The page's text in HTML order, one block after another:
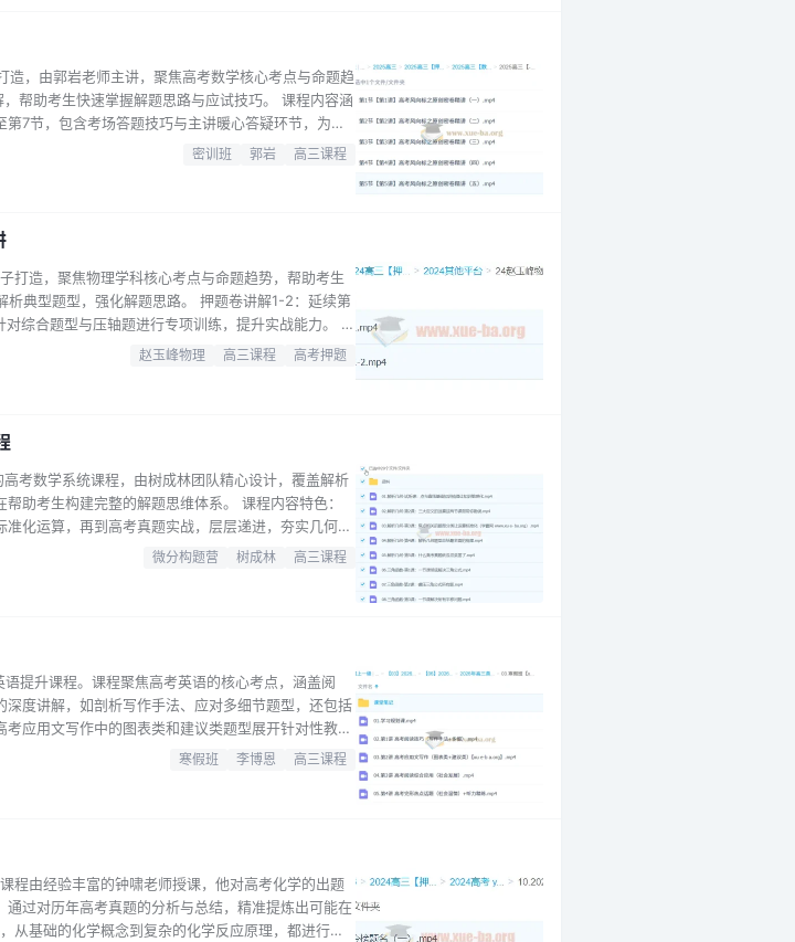
，由郭岩老师主讲，聚焦高考数学核心考点与命题趋
帮助考生快速掌握解题思路与应试技巧。 课程内容涵
7节，包含考场答题技巧与主讲暖心答疑环节，为考
创密卷精讲（一） 第2节【第2讲】高考风向标之原创
【第4讲】高考风向标之原创密卷精讲（四） 第5节
密训班 郭岩 高三课程
打造，聚焦物理学科核心考点与命题趋势，帮助考生
典型题型，强化解题思路。 押题卷讲解1-2：延续第
综合题型与压轴题进行专项训练，提升实战能力。 课
等核心模块。 赵玉峰老师以多年教学经验，提炼高效
练，适合不同基础的学生查漏补缺。 本课程是高三
赵玉峰物理 高三课程 高考押题
考数学系统课程，由树成林团队精心设计，覆盖解析
助考生构建完整的解题思维体系。 课程内容特色：
化运算，再到高考真题实战，层层递进，夯实几何基
等差数列、求通项四大天王、求和与巅峰收尾，强化
、分布列与期望方差；立体几何从平行垂直到线面
微分构题营 树成林 高三课程
提升课程。课程聚焦高考英语的核心考点，涵盖阅
度讲解，如剖析写作手法、应对多细节题型，还包括
应用文写作中的图表类和建议类题型展开针对性教
力。此外，课程还配备了详细的课堂笔记，方便学生
帮助学生快速掌握高考英语的解题技巧和方法，提升
寒假班 李博恩 高三课程
程由经验丰富的钟啸老师授课，他对高考化学的出题
过对历年高考真题的分析与总结，精准提炼出可能在
从基础的化学概念到复杂的化学反应原理，都进行了